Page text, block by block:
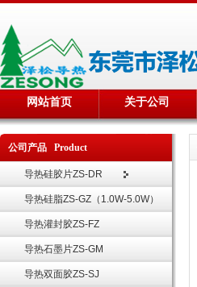
网站首页 关于公司
公司产品 Product
导热硅胶片ZS-DR
导热硅脂ZS-GZ（1.0W-5.0W）
导热灌封胶ZS-FZ
导热石墨片ZS-GM
导热双面胶ZS-SJ